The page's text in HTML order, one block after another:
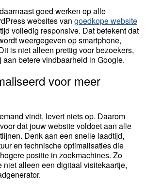
goed werken op alle
websites van goedkope website
volledig responsive. Dat betekent dat
weergegeven op smartphone,
is niet alleen prettig voor bezoekers,
aan betere vindbaarheid in Google.
voor meer
vindt, levert niets op. Daarom
dat jouw website voldoet aan alle
Denk aan een snelle laadtijd,
en technische optimalisaties die
positie in zoekmachines. Zo
niet alleen een digitaal visitekaartje,